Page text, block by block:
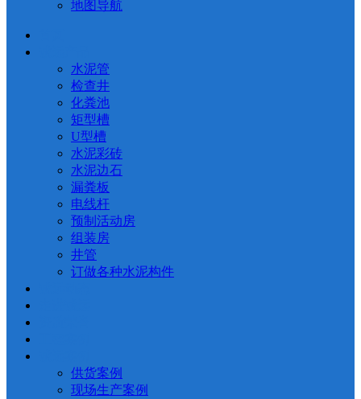
地图导航
水泥管
检查井
化粪池
矩型槽
U型槽
水泥彩砖
水泥边石
漏粪板
电线杆
预制活动房
组装房
井管
订做各种水泥构件
供货案例
现场生产案例